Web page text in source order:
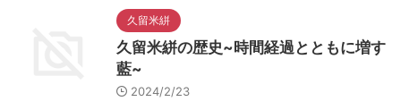
久留米絣
久留米絣の歴史~時間経過とともに増す
藍~
2024/2/23